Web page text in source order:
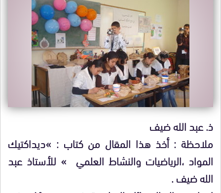
ذ. عبد الله ضيف
ملاحظة : أخذ هذا المقال من كتاب : »ديداكتيك
المواد ،الرياضيات والنشاط العلمي » للأستاذ عبد
الله ضيف .